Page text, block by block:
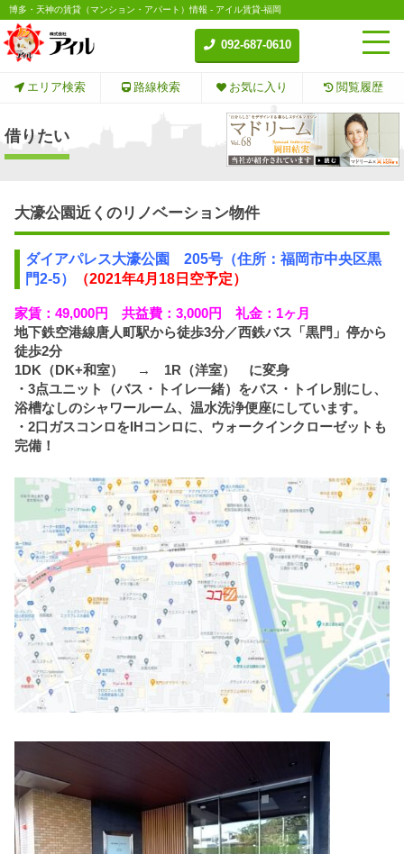
博多・天神の賃貸（マンション・アパート）情報 - アイル賃貸-福岡
092-687-0610
エリア検索 路線検索 お気に入り 閲覧履歴
借りたい
大濠公園近くのリノベーション物件
ダイアパレス大濠公園 205号（住所：福岡市中央区黒
門2-5）
（2021年4月18日空予定）
家賃：49,000円 共益費：3,000円 礼金：1ヶ月
地下鉄空港線唐人町駅から徒歩3分／西鉄バス「黒門」停から
徒歩2分
1DK（DK+和室） → 1R（洋室） に変身
・3点ユニット（バス・トイレ一緒）をバス・トイレ別にし、
浴槽なしのシャワールーム、温水洗浄便座にしています。
・2口ガスコンロをIHコンロに、ウォークインクローゼットも
完備！